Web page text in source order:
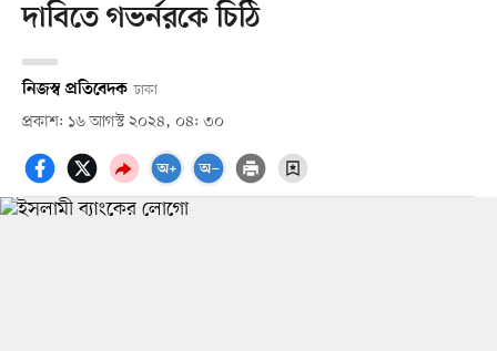
দাবিতে গভর্নরকে চিঠি
নিজস্ব প্রতিবেদক ঢাকা
প্রকাশ: ১৬ আগস্ট ২০২৪, ০৪: ৩০